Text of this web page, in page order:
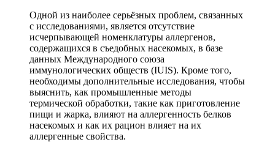
Одной из наиболее серьёзных проблем, связанных
с исследованиями, является отсутствие
исчерпывающей номенклатуры аллергенов,
содержащихся в съедобных насекомых, в базе
данных Международного союза
иммунологических обществ (IUIS). Кроме того,
необходимы дополнительные исследования, чтобы
выяснить, как промышленные методы
термической обработки, такие как приготовление
пищи и жарка, влияют на аллергенность белков
насекомых и как их рацион влияет на их
аллергенные свойства.